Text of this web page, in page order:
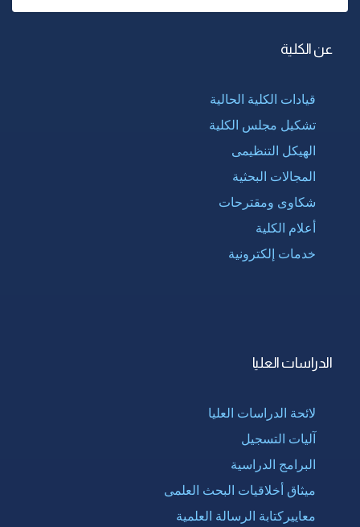
عن الكلية
قيادات الكلية الحالية
تشكيل مجلس الكلية
الهيكل التنظيمى
المجالات البحثية
شكاوى ومقترحات
أعلام الكلية
خدمات إلكترونية
الدراسات العليا
لائحة الدراسات العليا
آليات التسجيل
البرامج الدراسية
ميثاق أخلاقيات البحث العلمى
معاييركتابة الرسالة العلمية